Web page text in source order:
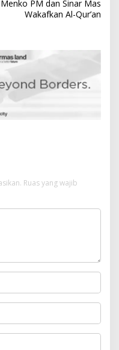
Menko PM dan Sinar Mas
Wakafkan Al-Qur’an
Ruas yang wajib